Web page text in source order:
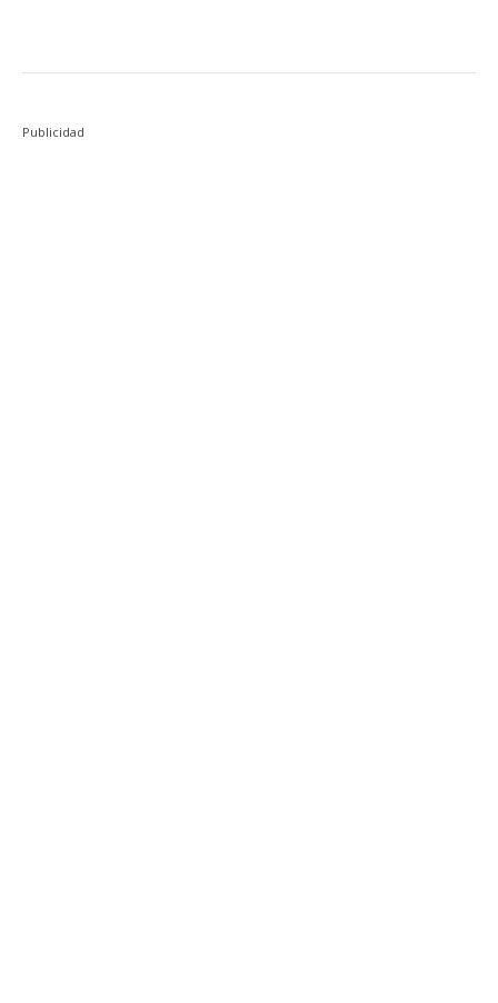
Publicidad